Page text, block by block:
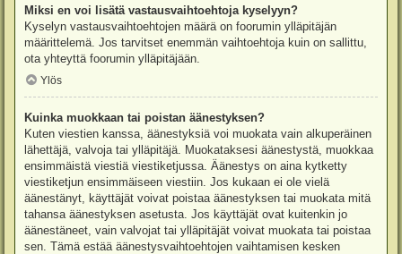
Miksi en voi lisätä vastausvaihtoehtoja kyselyyn?
Kyselyn vastausvaihtoehtojen määrä on foorumin ylläpitäjän
määrittelemä. Jos tarvitset enemmän vaihtoehtoja kuin on sallittu,
ota yhteyttä foorumin ylläpitäjään.
Ylös
Kuinka muokkaan tai poistan äänestyksen?
Kuten viestien kanssa, äänestyksiä voi muokata vain alkuperäinen
lähettäjä, valvoja tai ylläpitäjä. Muokataksesi äänestystä, muokkaa
ensimmäistä viestiä viestiketjussa. Äänestys on aina kytketty
viestiketjun ensimmäiseen viestiin. Jos kukaan ei ole vielä
äänestänyt, käyttäjät voivat poistaa äänestyksen tai muokata mitä
tahansa äänestyksen asetusta. Jos käyttäjät ovat kuitenkin jo
äänestäneet, vain valvojat tai ylläpitäjät voivat muokata tai poistaa
sen. Tämä estää äänestysvaihtoehtojen vaihtamisen kesken